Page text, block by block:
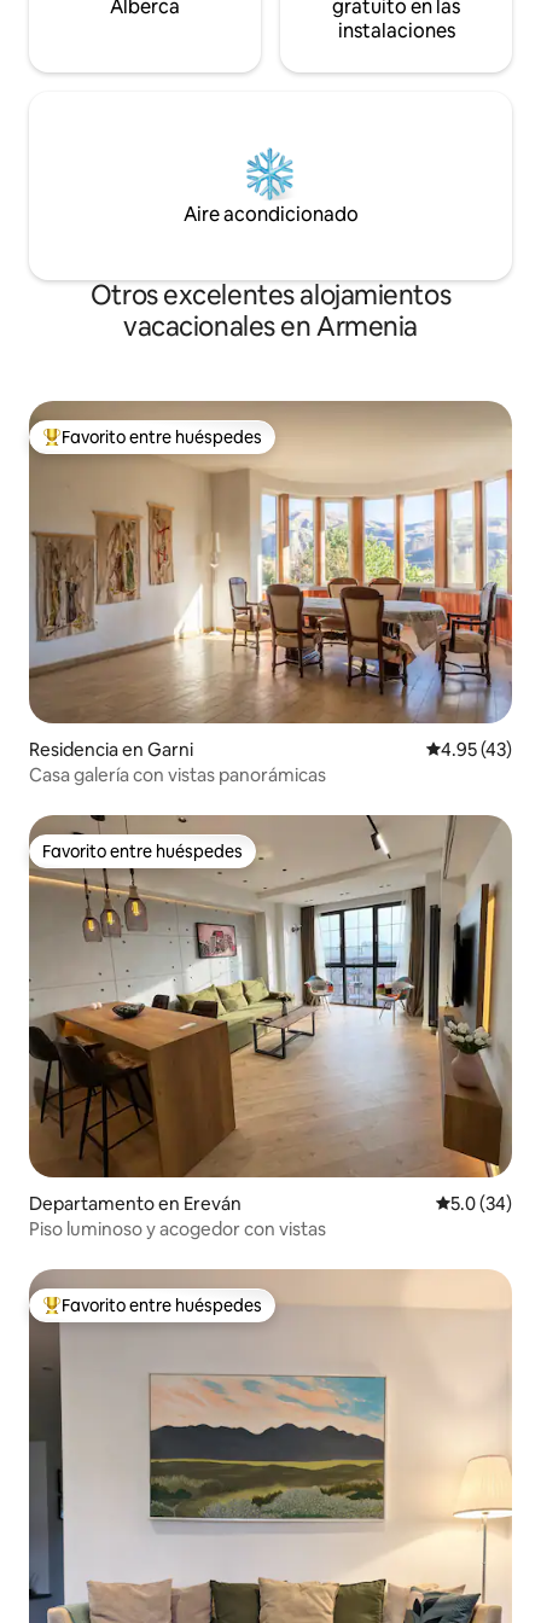
Alberca
gratuito en las
instalaciones
Aire acondicionado
Otros excelentes alojamientos
vacacionales en Armenia
De los mejores en Favorito entre huéspedes
Favorito entre huéspedes
Residencia en Garni Calificación
4.95 (43)
Casa galería con vistas panorámicas
Favorito entre huéspedes
Favorito entre huéspedes
Departamento en Ereván Calificación
5.0 (34)
Piso luminoso y acogedor con vistas
De los mejores en Favorito entre huéspedes
Favorito entre huéspedes